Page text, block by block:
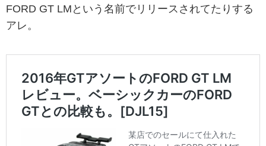
FORD GT LMという名前でリリースされてたりする
アレ。